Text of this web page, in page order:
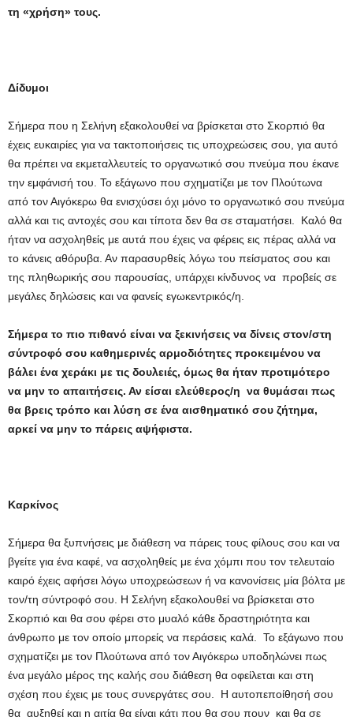
τη «χρήση» τους.
Δίδυμοι
Σήμερα που η Σελήνη εξακολουθεί να βρίσκεται στο Σκορπιό θα
έχεις ευκαιρίες για να τακτοποιήσεις τις υποχρεώσεις σου, για αυτό
θα πρέπει να εκμεταλλευτείς το οργανωτικό σου πνεύμα που έκανε
την εμφάνισή του. Το εξάγωνο που σχηματίζει με τον Πλούτωνα
από τον Αιγόκερω θα ενισχύσει όχι μόνο το οργανωτικό σου πνεύμα
αλλά και τις αντοχές σου και τίποτα δεν θα σε σταματήσει. Καλό θα
ήταν να ασχοληθείς με αυτά που έχεις να φέρεις εις πέρας αλλά να
το κάνεις αθόρυβα. Αν παρασυρθείς λόγω του πείσματος σου και
της πληθωρικής σου παρουσίας, υπάρχει κίνδυνος να προβείς σε
μεγάλες δηλώσεις και να φανείς εγωκεντρικός/η.
Σήμερα το πιο πιθανό είναι να ξεκινήσεις να δίνεις στον/στη
σύντροφό σου καθημερινές αρμοδιότητες προκειμένου να
βάλει ένα χεράκι με τις δουλειές, όμως θα ήταν προτιμότερο
να μην το απαιτήσεις. Αν είσαι ελεύθερος/η να θυμάσαι πως
θα βρεις τρόπο και λύση σε ένα αισθηματικό σου ζήτημα,
αρκεί να μην το πάρεις αψήφιστα.
Καρκίνος
Σήμερα θα ξυπνήσεις με διάθεση να πάρεις τους φίλους σου και να
βγείτε για ένα καφέ, να ασχοληθείς με ένα χόμπι που τον τελευταίο
καιρό έχεις αφήσει λόγω υποχρεώσεων ή να κανονίσεις μία βόλτα με
τον/τη σύντροφό σου. Η Σελήνη εξακολουθεί να βρίσκεται στο
Σκορπιό και θα σου φέρει στο μυαλό κάθε δραστηριότητα και
άνθρωπο με τον οποίο μπορείς να περάσεις καλά. Το εξάγωνο που
σχηματίζει με τον Πλούτωνα από τον Αιγόκερω υποδηλώνει πως
ένα μεγάλο μέρος της καλής σου διάθεση θα οφείλεται και στη
σχέση που έχεις με τους συνεργάτες σου. Η αυτοπεποίθησή σου
θα αυξηθεί και η αιτία θα είναι κάτι που θα σου πουν και θα σε